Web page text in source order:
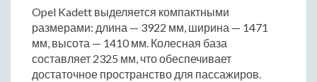
Opel Kadett выделяется компактными
размерами: длина — 3922 мм, ширина — 1471
мм, высота — 1410 мм. Колесная база
составляет 2325 мм, что обеспечивает
достаточное пространство для пассажиров.